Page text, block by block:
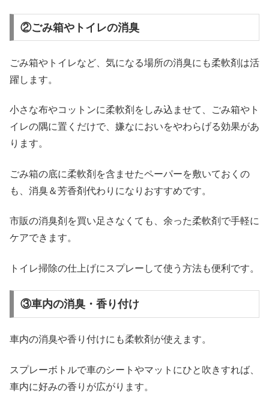
②ごみ箱やトイレの消臭
ごみ箱やトイレなど、気になる場所の消臭にも柔軟剤は活
躍します。
小さな布やコットンに柔軟剤をしみ込ませて、ごみ箱やト
イレの隅に置くだけで、嫌なにおいをやわらげる効果があ
ります。
ごみ箱の底に柔軟剤を含ませたペーパーを敷いておくの
も、消臭＆芳香剤代わりになりおすすめです。
市販の消臭剤を買い足さなくても、余った柔軟剤で手軽に
ケアできます。
トイレ掃除の仕上げにスプレーして使う方法も便利です。
③車内の消臭・香り付け
車内の消臭や香り付けにも柔軟剤が使えます。
スプレーボトルで車のシートやマットにひと吹きすれば、
車内に好みの香りが広がります。